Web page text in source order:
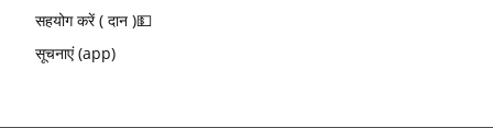
सहयोग करें ( दान )💵
सूचनाएं (app)